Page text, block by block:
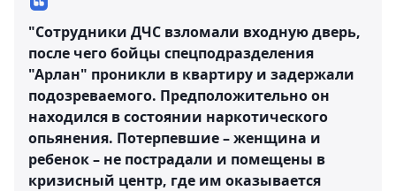
"Сотрудники ДЧС взломали входную дверь,
после чего бойцы спецподразделения
"Арлан" проникли в квартиру и задержали
подозреваемого. Предположительно он
находился в состоянии наркотического
опьянения. Потерпевшие – женщина и
ребенок – не пострадали и помещены в
кризисный центр, где им оказывается